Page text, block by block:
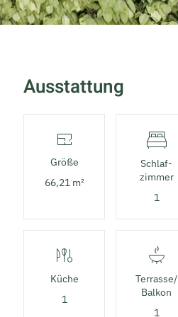
Ausstattung
Größe
66,21 m²
Schlaf­
zimmer
1
Küche
1
Terrasse/
Balkon
1